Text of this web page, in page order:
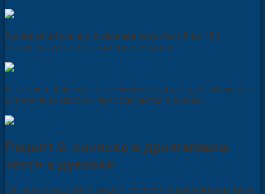
Выпекаем булочки в заранее разогретой до 180
градусов духовке, примерно 25 минут.
Готовые сосиски в тесте можно перед подачей смазать
сливочным маслом, так получается вкуснее.
Рецепт 2: сосиска в дрожжевом
тесте в духовке
Сегодня предлагаю рецепт сосисок в дрожжевом тесте